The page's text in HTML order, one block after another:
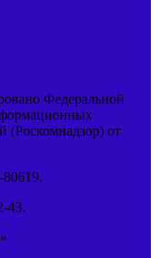
Федеральной
(Роскомнадзор) от
43.